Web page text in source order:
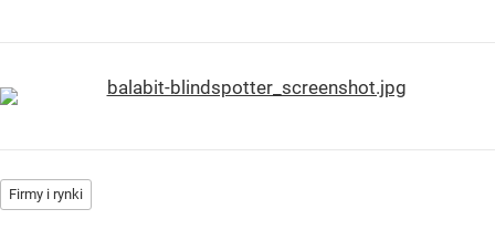
Firmy i rynki